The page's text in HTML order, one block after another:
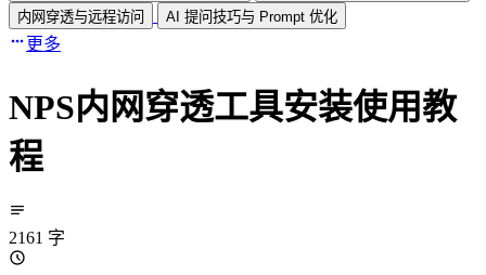
内网穿透与远程访问
AI 提问技巧与 Prompt 优化
更多
NPS内网穿透工具安装使用教
程
2161 字